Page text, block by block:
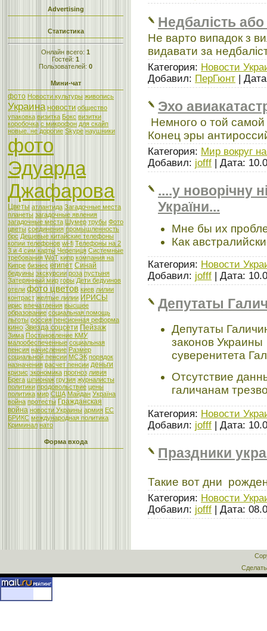
Advertising
Статистика
Онлайн всего: 1
Гостей: 1
Пользователей: 0
Мини-чат
фото Новости культуры живопись
Украина новости общество
упаковка визитка Бокс визитки
коробочка с микрофон для скайп
новые. не дорогие Skype наушники
фото
Эдуарда
Джафарова
Цветы атлантида Загадочные места
планеты загадочные явления
загадочные места Шумер трубы Фото
цветы соединения промышленность
брс Дешевые китайские телефоны
копии телефонов wi-fi Телефоны на 2
3 и 4 сим карты Черепиця Системные
требования WoT кипр компания на
Кипре бизнес египет Синай
бедуины экскурсии роза пустыня
Затерянный мир горы Дети бедуинов
отели фото цветов киев лилии
контраст желтые лилии ИРИСЫ
ирис впечатления высшее
образование социальная помощь
льготы россия пенсионная реформа
кино Звезда соцсети Пейзаж
Зима Постановление КМУ
малообеспеченные социальная
пенсия начисление Размер
социальной пенсии МСЭК порядок
назначения расчет пенсии деньги
кризис экономика прогноз ливия
Брега шпионаж грузия журналисты
политики продовольствие цены
политика мир США Майдан Україна
война протесты Гражданская
война новости Украины армия ЕС
БРИКС международная политика
Криминал нато
Форма входа
Недбалість
Не варто випадок з
видавати за
Категория: Новости
Добавил: ПерГюнт |
Эхо
Немного о той
Конец эры
Категория: Мир вокруг
Добавил: jofff | Дата:
....у новорічну
України...
Мне бы их
Как
Категория: Новости
Добавил: jofff | Дата:
Депутаты
Депутаты
законов
суверенитета
Отсутствие
галичанам
Категория: Новости
Добавил: jofff | Дата:
Праздники
Такие вот дни
Категория: Новости
Добавил: jofff | Дата: